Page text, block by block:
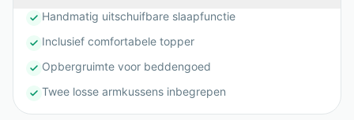
Handmatig uitschuifbare slaapfunctie
Inclusief comfortabele topper
Opbergruimte voor beddengoed
Twee losse armkussens inbegrepen